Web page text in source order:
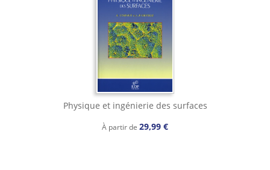
Physique et ingénierie des surfaces
À partir de 29,99 €